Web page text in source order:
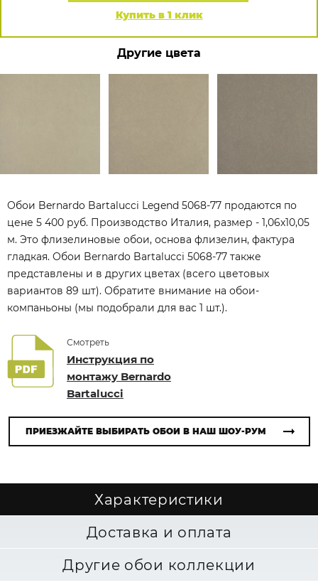
Купить в 1 клик
Другие цвета
Обои Bernardo Bartalucci Legend 5068-77 продаются по
цене 5 400 руб. Производство Италия, размер - 1,06x10,05
м. Это флизелиновые обои, основа флизелин, фактура
гладкая. Обои Bernardo Bartalucci 5068-77 также
представлены и в других цветах (всего цветовых
вариантов 89 шт). Обратите внимание на обои-
компаньоны (мы подобрали для вас 1 шт.).
Смотреть
Инструкция по
монтажу Bernardo
Bartalucci
ПРИЕЗЖАЙТЕ ВЫБИРАТЬ ОБОИ В НАШ ШОУ-РУМ
Характеристики
Доставка и оплата
Другие обои коллекции